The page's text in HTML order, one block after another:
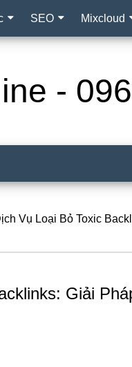
SEO Mixcloud
-
Vụ Loại Bỏ Toxic
Giải